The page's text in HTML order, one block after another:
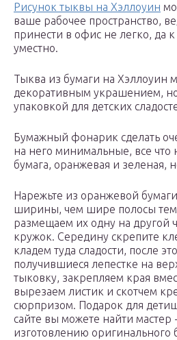
Рисунок тыквы на Хэллоуин
ваше рабочее пространство,
принести в офис не легко, да к
уместно.
Тыква из бумаги на Хэллоуин
декоративным украшением,
упаковкой для детских
Бумажный фонарик сделать
на него минимальные, все что
бумага, оранжевая и зеленая,
Нарежьте из оранжевой
ширины, чем шире полосы
размещаем их одну на другой
кружок. Середину скрепите
кладем туда сладости, после
получившиеся лепестке на
тыковку, закрепляем края
вырезаем листик и скотчем
сюрпризом. Подарок для
сайте вы можете найти мастер
изготовлению оригинального